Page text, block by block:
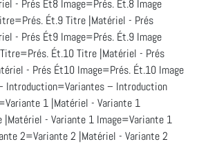
- Prés Ét8 Image=Prés. Ét.8 Image
Ét.9 Titre |Matériel - Prés
- Prés Ét9 Image=Prés. Ét.9 Image
Ét.10 Titre |Matériel - Prés
- Prés Ét10 Image=Prés. Ét.10 Image
Introduction=Variantes – Introduction
1 |Matériel - Variante 1
- Variante 1 Image=Variante 1
2=Variante 2 |Matériel - Variante 2